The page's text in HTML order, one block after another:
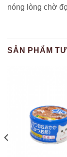
nóng lòng chờ
SẢN PHẨM